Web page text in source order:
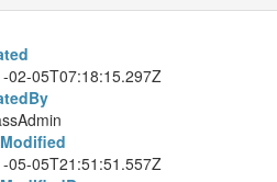
02-05T07:18:15.297Z
05-05T21:51:51.557Z